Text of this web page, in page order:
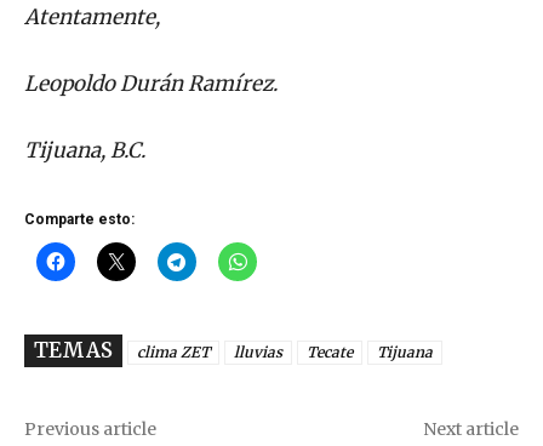
Atentamente,
Leopoldo Durán Ramírez.
Tijuana, B.C.
Comparte esto:
TEMAS clima ZET lluvias Tecate Tijuana
Previous article Next article